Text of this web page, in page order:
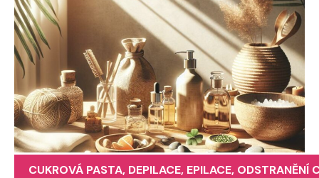
CUKROVÁ PASTA, DEPILACE, EPILACE, ODSTRANĚNÍ